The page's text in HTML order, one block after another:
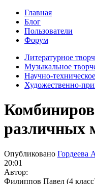
Главная
Блог
Пользователи
Форум
Литературное
Музыкальное
Научно-
Художественно-
различных
Опубликовано Гордеева
20:01
Автор:
Филиппов Павел (4